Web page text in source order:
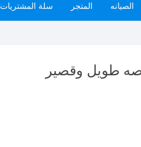
الصيانه المتجر سلة المشتريات